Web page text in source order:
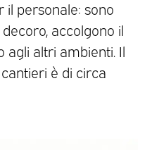
il personale: sono
accolgono il
agli altri ambienti. Il
è di circa